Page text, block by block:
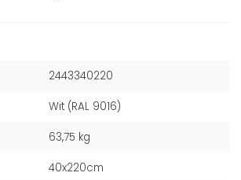
2443340220
Wit (RAL 9016)
63,75 kg
40x220cm